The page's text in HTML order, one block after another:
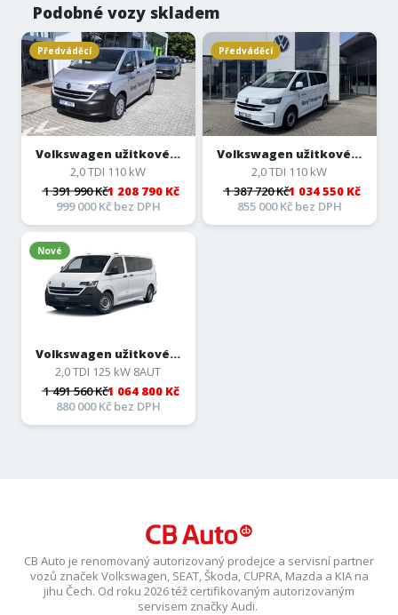
Podobné vozy skladem
Předváděcí
Volkswagen užitkové...
2,0 TDI 110 kW
1 391 990 Kč1 208 790 Kč
999 000 Kč bez DPH
Předváděcí
Volkswagen užitkové...
2,0 TDI 110 kW
1 387 720 Kč1 034 550 Kč
855 000 Kč bez DPH
Nové
Volkswagen užitkové...
2,0 TDI 125 kW 8AUT
1 491 560 Kč1 064 800 Kč
880 000 Kč bez DPH
CB Auto je renomovaný autorizovaný prodejce a servisní partner
vozů značek Volkswagen, SEAT, Škoda, CUPRA, Mazda a KIA na
jihu Čech. Od roku 2026 též certifikovaným autorizovaným
servisem značky Audi.